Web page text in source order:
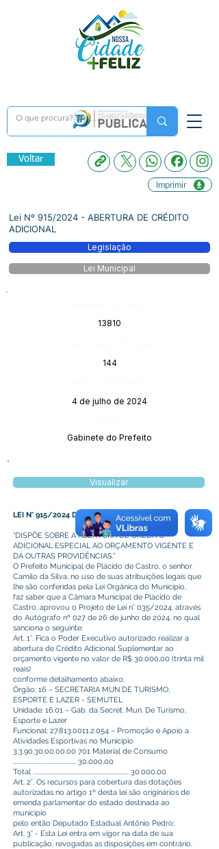
Voltar
Imprimir
Lei Nº 915/2024 - ABERTURA DE CRÉDITO
ADICIONAL
Legislação
Lei Municipal
13810
144
4 de julho de 2024
Gabinete do Prefeito
Visualizar
LEI N° 915/2024 DE 26 DE JUNHO DE 2024
“DISPÕE SOBRE A ABERTURA DE CREDITO
ADICIONAL ESPECIAL AO ORÇAMENTO VIGENTE E
DÁ OUTRAS PROVIDÊNCIAS.”
O Prefeito Municipal de Plácido de Castro, o senhor
Camilo da Silva, no uso de suas atribuições legais que
lhe são conferidas pela Lei Orgânica do Município,
faz saber que a Câmara Municipal de Plácido de
Castro, aprovou o Projeto de Lei n° 035/2024, através
do Autógrafo nº 027 de 26 de junho de 2024, no qual
sanciona o seguinte:
Art. 1°. Fica o Poder Executivo autorizado realizar a
abertura de Crédito Adicional Suplementar ao
orçamento vigente no valor de R$ 30.000,00 (trinta mil
reais)
conforme detalhamento abaixo:
Órgão: 16 – SECRETARIA MUN DE TURISMO,
ESPORTE E LAZER - SEMUTEL
Unidade: 16.01 – Gab. da Secret. Mun. De Turismo,
Esporte e Lazer
Funcional: 27.813.0011.2.054 – Promoção e Apoio a
Atividades Esportivas no Município
3.3.90.30.00.00.00 701 Material de Consumo
.............................................. 30.000,00
Total ...................................................................... 30.000,00
Art. 2°. Os recursos para cobertura das dotações
autorizadas no artigo 1º desta lei são originários de
emenda parlamentar do estado destinada ao
município
pelo então Deputado Estadual Antônio Pedro;
Art. 3° - Esta Lei entra em vigor na data de sua
publicação, revogadas as disposições em contrário.